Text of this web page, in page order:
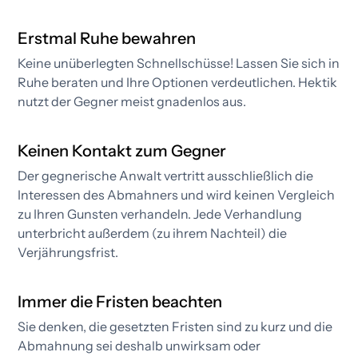
Erstmal Ruhe bewahren
Keine unüberlegten Schnellschüsse! Lassen Sie sich in
Ruhe beraten und Ihre Optionen verdeutlichen. Hektik
nutzt der Gegner meist gnadenlos aus.
Keinen Kontakt zum Gegner
Der gegnerische Anwalt vertritt ausschließlich die
Interessen des Abmahners und wird keinen Vergleich
zu Ihren Gunsten verhandeln. Jede Verhandlung
unterbricht außerdem (zu ihrem Nachteil) die
Verjährungsfrist.​
Immer die Fristen beachten
Sie denken, die gesetzten Fristen sind zu kurz und die
Abmahnung sei deshalb unwirksam oder